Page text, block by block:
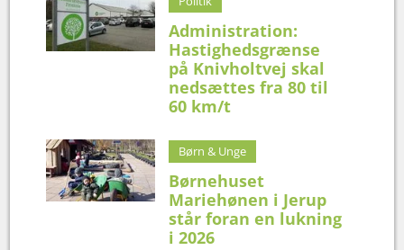
Administration:
Hastighedsgrænse
på Knivholtvej skal
nedsættes fra 80 til
60 km/t
Børn & Unge
Børnehuset
Mariehønen i Jerup
står foran en lukning
i 2026